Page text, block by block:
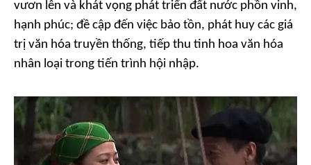
vươn lên và khát vọng phát triển đất nước phồn vinh,
hạnh phúc; đề cập đến việc bảo tồn, phát huy các giá
trị văn hóa truyền thống, tiếp thu tinh hoa văn hóa
nhân loại trong tiến trình hội nhập.